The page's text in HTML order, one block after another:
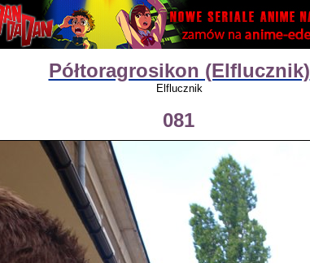
Półtoragrosikon (Elflucznik)
Elflucznik
081